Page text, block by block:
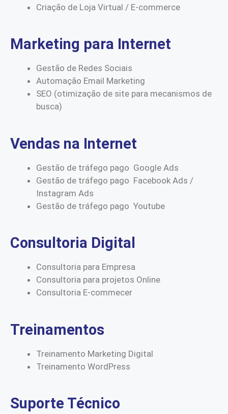
Criação de Loja Virtual / E-commerce
Marketing para Internet
Gestão de Redes Sociais
Automação Email Marketing
SEO (otimização de site para mecanismos de
busca)
Vendas na Internet
Gestão de tráfego pago Google Ads
Gestão de tráfego pago Facebook Ads /
Instagram Ads
Gestão de tráfego pago Youtube
Consultoria Digital
Consultoria para Empresa
Consultoria para projetos Online
Consultoria E-commecer
Treinamentos
Treinamento Marketing Digital
Treinamento WordPress
Suporte Técnico